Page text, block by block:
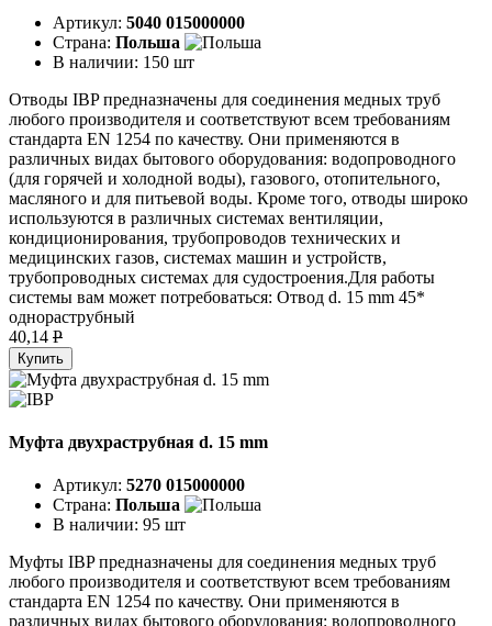
Артикул: 5040 015000000
Страна: Польша
В наличии: 150 шт
Отводы IBP предназначены для соединения медных труб
любого производителя и соответствуют всем требованиям
стандарта EN 1254 по качеству. Они применяются в
различных видах бытового оборудования: водопроводного
(для горячей и холодной воды), газового, отопительного,
масляного и для питьевой воды. Кроме того, отводы широко
используются в различных системах вентиляции,
кондиционирования, трубопроводов технических и
медицинских газов, системах машин и устройств,
трубопроводных системах для судостроения.Для работы
системы вам может потребоваться: Отвод d. 15 mm 45*
однораструбный
40,14 P
Купить
Муфта двухраструбная d. 15 mm
Артикул: 5270 015000000
Страна: Польша
В наличии: 95 шт
Муфты IBP предназначены для соединения медных труб
любого производителя и соответствуют всем требованиям
стандарта EN 1254 по качеству. Они применяются в
различных видах бытового оборудования: водопроводного